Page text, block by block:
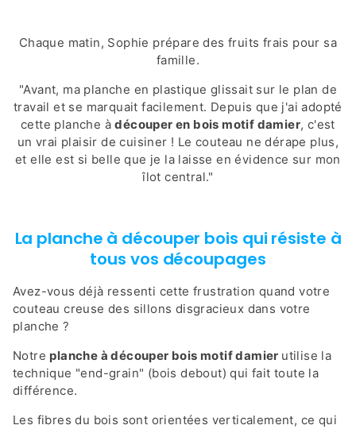
Chaque matin, Sophie prépare des fruits frais pour sa
famille.
"Avant, ma planche en plastique glissait sur le plan de
travail et se marquait facilement. Depuis que j'ai adopté
cette planche àdécouper en bois motif damier, c'est
un vrai plaisir de cuisiner ! Le couteau ne dérape plus,
et elle est si belle que je la laisse en évidence sur mon
îlot central."
La planche à découper bois qui résiste à
tous vos découpages
Avez-vous déjà ressenti cette frustration quand votre
couteau creuse des sillons disgracieux dans votre
planche ?
Notre planche à découper bois motif damier utilise la
technique "end-grain" (bois debout) qui fait toute la
différence.
Les fibres du bois sont orientées verticalement, ce qui